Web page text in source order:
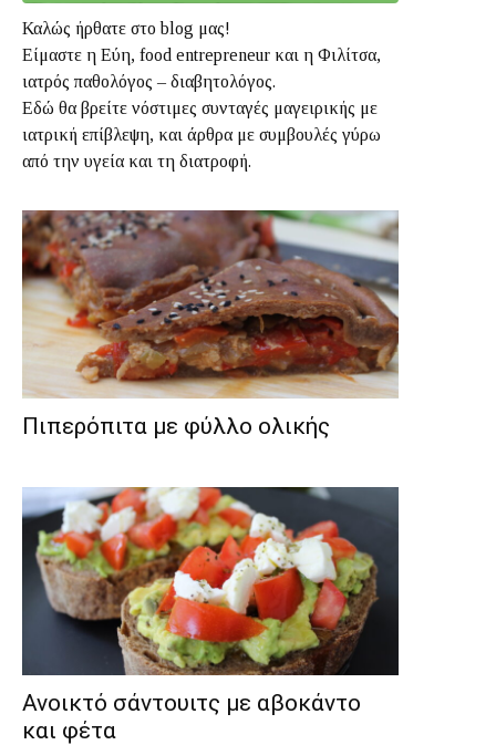
Καλώς ήρθατε στο blog μας!
Είμαστε η Εύη, food entrepreneur και η Φιλίτσα,
ιατρός παθολόγος – διαβητολόγος.
Εδώ θα βρείτε νόστιμες συνταγές μαγειρικής με
ιατρική επίβλεψη, και άρθρα με συμβουλές γύρω
από την υγεία και τη διατροφή.
Πιπερόπιτα με φύλλο ολικής
Ανοικτό σάντουιτς με αβοκάντο
και φέτα